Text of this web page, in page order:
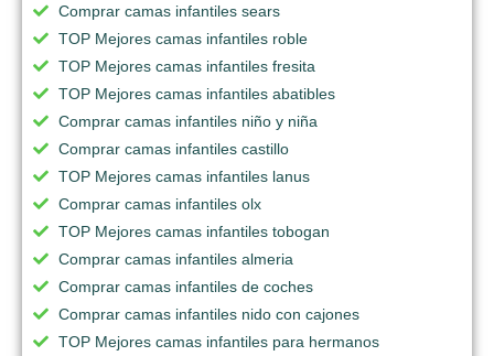
Comprar camas infantiles sears
TOP Mejores camas infantiles roble
TOP Mejores camas infantiles fresita
TOP Mejores camas infantiles abatibles
Comprar camas infantiles niño y niña
Comprar camas infantiles castillo
TOP Mejores camas infantiles lanus
Comprar camas infantiles olx
TOP Mejores camas infantiles tobogan
Comprar camas infantiles almeria
Comprar camas infantiles de coches
Comprar camas infantiles nido con cajones
TOP Mejores camas infantiles para hermanos